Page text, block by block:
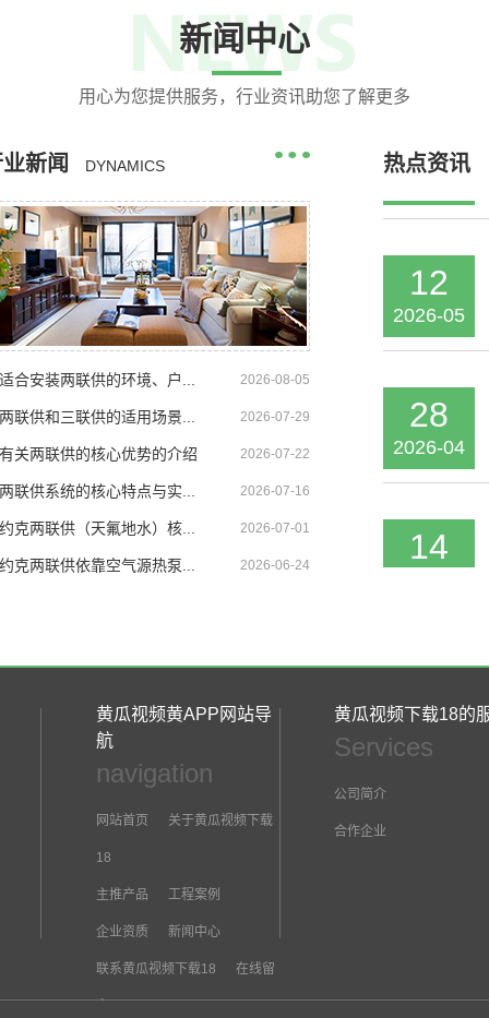
新闻中心
用心为您提供服务，行业资讯助您了解更多
新闻 DYNAMICS
适合安装两联供的环境、户... 2026-08-05
两联供和三联供的适用场景... 2026-07-29
有关两联供的核心优势的介绍 2026-07-22
两联供系统的核心特点与实... 2026-07-16
约克两联供（天氟地水）核... 2026-07-01
约克两联供依靠空气源热泵... 2026-06-24
热点资讯
2026-06
12
2026-05
28
2026-04
14
2026-04
08
黄瓜视频黄APP网站导
航
navigation
网站首页 关于黄瓜视频下载
18
主推产品 工程案例
企业资质 新闻中心
联系黄瓜视频下载18 在线留
黄瓜视频下载18的
Services
公司简介
合作企业